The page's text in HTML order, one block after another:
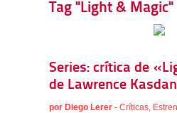
Tag "Light & Magic"
Series: crítica de
de Lawrence
por Diego Lerer - Críticas,